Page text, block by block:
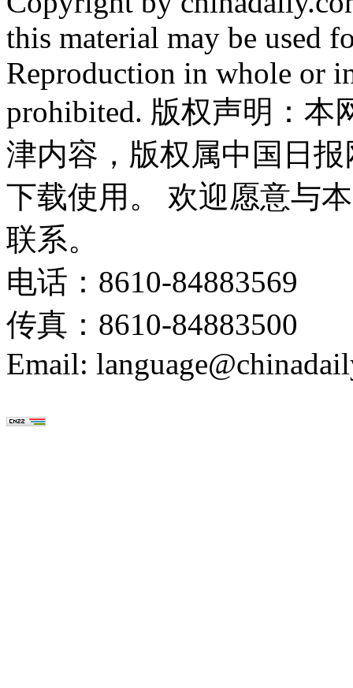
this material may be used
Reproduction in whole or
prohibited. 版权声明：
津内容，版权属中国日
下载使用。 欢迎愿意与
联系。
电话：8610-84883569
传真：8610-84883500
Email: